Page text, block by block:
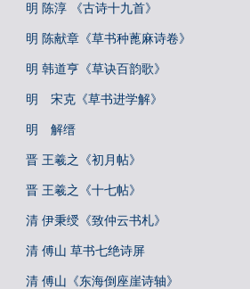
明 陈淳 《古诗十九首》
明 陈献章《草书种蓖麻诗卷》
明 韩道亨《草诀百韵歌》
明 宋克《草书进学解》
明 解缙
晋 王羲之《初月帖》
晋 王羲之《十七帖》
清 伊秉绶《致仲云书札》
清 傅山 草书七绝诗屏
清 傅山《东海倒座崖诗轴》